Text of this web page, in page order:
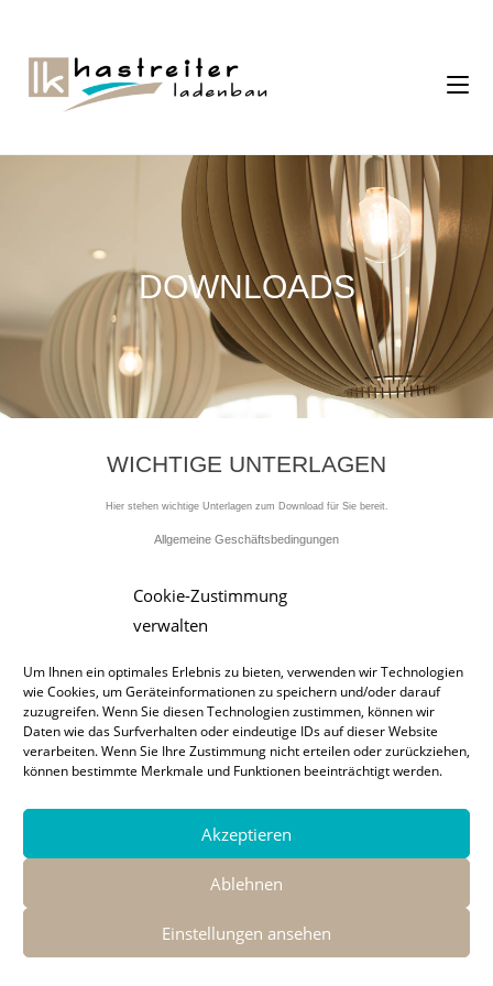
Cookie-Zustimmung
verwalten
Um Ihnen ein optimales Erlebnis zu bieten, verwenden wir Technologien
wie Cookies, um Geräteinformationen zu speichern und/oder darauf
zuzugreifen. Wenn Sie diesen Technologien zustimmen, können wir
Daten wie das Surfverhalten oder eindeutige IDs auf dieser Website
verarbeiten. Wenn Sie Ihre Zustimmung nicht erteilen oder zurückziehen,
können bestimmte Merkmale und Funktionen beeinträchtigt werden.
Akzeptieren
Ablehnen
Einstellungen ansehen
DOWNLOADS
WICHTIGE UNTERLAGEN
Hier stehen wichtige Unterlagen zum Download für Sie bereit.
Allgemeine Geschäftsbedingungen
Pflichtangaben und Vertraulichkeitshinweis
Impressum Datenschutz
Copyright Hastreiter Ladenbau GmbH